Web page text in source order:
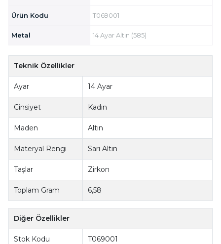
Ürün Kodu T069001
Metal 14 Ayar Altın (585)
Teknik Özellikler
Ayar 14 Ayar
Cinsiyet Kadın
Maden Altın
Materyal Rengi Sarı Altın
Taşlar Zirkon
Toplam Gram 6,58
Diğer Özellikler
Stok Kodu T069001